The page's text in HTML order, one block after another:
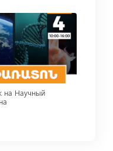
на Научный